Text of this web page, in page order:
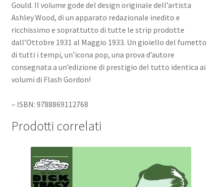
Gould. Il volume gode del design originale dell’artista
Ashley Wood, di un apparato redazionale inedito e
ricchissimo e soprattutto di tutte le strip prodotte
dall’Ottobre 1931 al Maggio 1933. Un gioiello del fumetto
di tutti i tempi, un’icona pop, una prova d’autore
consegnata a un’edizione di prestigio del tutto identica ai
volumi di Flash Gordon!
– ISBN: 9788869112768
Prodotti correlati